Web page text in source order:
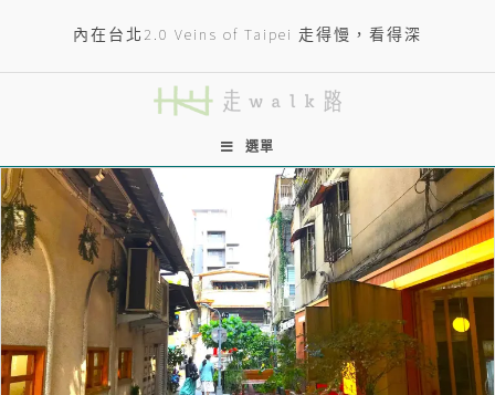
內在台北2.0 Veins of Taipei 走得慢，看得深
選單